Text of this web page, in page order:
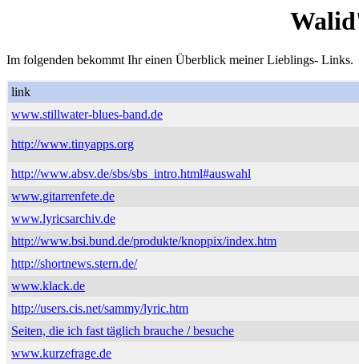
Im folgenden bekommt Ihr einen Überblick meiner Lieblings- Links.
link
www.stillwater-blues-band.de
http://www.tinyapps.org
http://www.absv.de/sbs/sbs_intro.html#auswahl
www.gitarrenfete.de
www.lyricsarchiv.de
http://www.bsi.bund.de/produkte/knoppix/index.htm
http://shortnews.stern.de/
www.klack.de
http://users.cis.net/sammy/lyric.htm
Seiten, die ich fast täglich brauche / besuche
www.kurzefrage.de